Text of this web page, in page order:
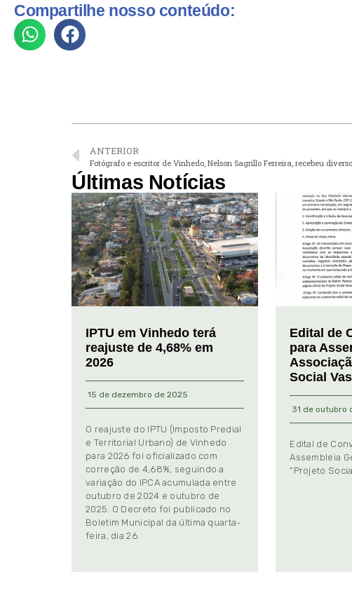
Compartilhe nosso conteúdo:
ANTERIOR
Fotógrafo e escritor de Vinhedo, Nelson Sagrillo Ferreira, recebeu
Últimas Notícias
IPTU em Vinhedo terá
reajuste de 4,68% em
2026
15 de dezembro de 2025
O reajuste do IPTU (Imposto Predial
e Territorial Urbano) de Vinhedo
para 2026 foi oficializado com
correção de 4,68%, seguindo a
variação do IPCA acumulada entre
outubro de 2024 e outubro de
2025. O Decreto foi publicado no
Boletim Municipal da última quarta-
feira, dia 26.
Edital de
para
Social
31 de outubro
Edital de
Assembleia
“Projeto